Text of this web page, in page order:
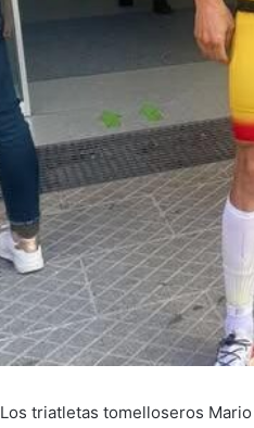
Los triatletas tomelloseros